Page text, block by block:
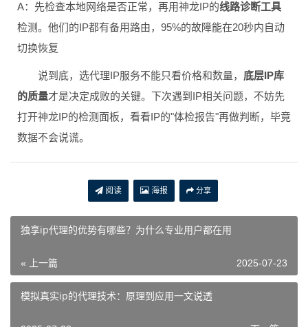
A：先检查本地网络是否正常，再用神龙IP的线路诊断工具
检测。他们的IP都有备用路由，95%的故障能在20秒内自动
切换恢复
说到底，选代理IP服务不能只看价格和数量， 底层IP库
的质量才是决定成败的关键。下次遇到IP相关问题，不妨先
打开神龙IP的检测面板，看看IP的"体检报告"再做判断，毕竟
数据不会说谎。
阅读 海报 分享
独享ip代理的优势有哪些？为什么专业用户都在用
« 上一篇 2025-07-23
模拟真实ip的代理技术：原理到应用一文说透